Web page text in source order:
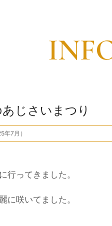
じさいまつり
年7月）
行ってきました。
に咲いてました。